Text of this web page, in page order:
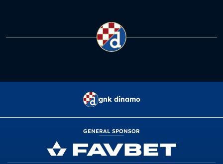
gnk dinamo
GENERAL SPONSOR